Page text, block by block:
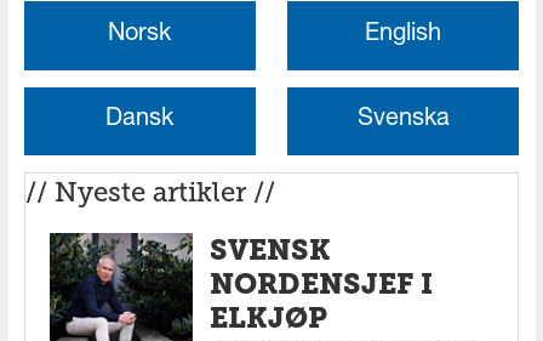
Norsk English
Dansk Svenska
// Nyeste artikler //
SVENSK
NORDENSJEF I
ELKJØP